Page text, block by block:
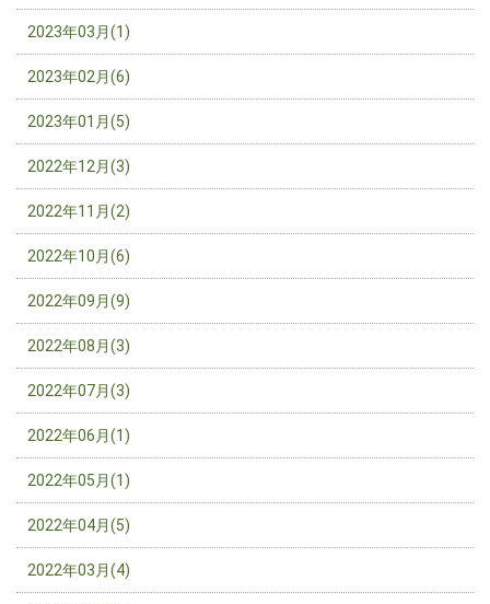
2023年03月(1)
2023年02月(6)
2023年01月(5)
2022年12月(3)
2022年11月(2)
2022年10月(6)
2022年09月(9)
2022年08月(3)
2022年07月(3)
2022年06月(1)
2022年05月(1)
2022年04月(5)
2022年03月(4)